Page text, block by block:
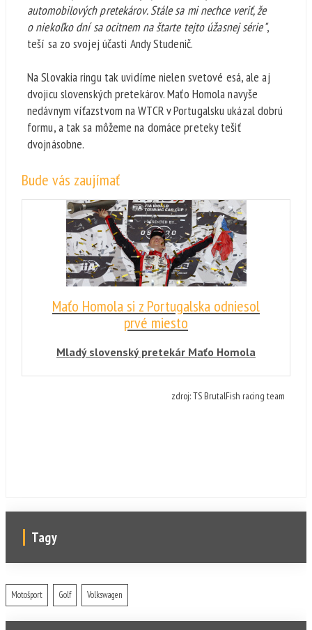
automobilových pretekárov. Stále sa mi nechce veriť, že
o niekoľko dní sa ocitnem na štarte tejto úžasnej série",
teší sa zo svojej účasti Andy Studenič.
Na Slovakia ringu tak uvidíme nielen svetové esá, ale aj
dvojicu slovenských pretekárov. Maťo Homola navyše
nedávnym víťazstvom na WTCR v Portugalsku ukázal dobrú
formu, a tak sa môžeme na domáce preteky tešiť
dvojnásobne.
Bude vás zaujímať
Maťo Homola si z Portugalska odniesol
prvé miesto
Mladý slovenský pretekár Maťo Homola
Portugalsku, v tých záverečných získal
zdroj: TS BrutalFish racing team
Tagy
Motošport Golf Volkswagen